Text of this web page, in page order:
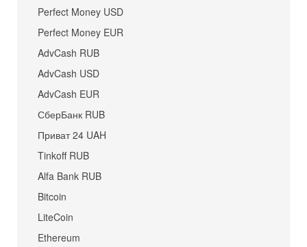
Perfect Money USD
Perfect Money EUR
AdvCash RUB
AdvCash USD
AdvCash EUR
СберБанк RUB
Приват 24 UAH
Tinkoff RUB
Alfa Bank RUB
Bitcoin
LiteCoin
Ethereum